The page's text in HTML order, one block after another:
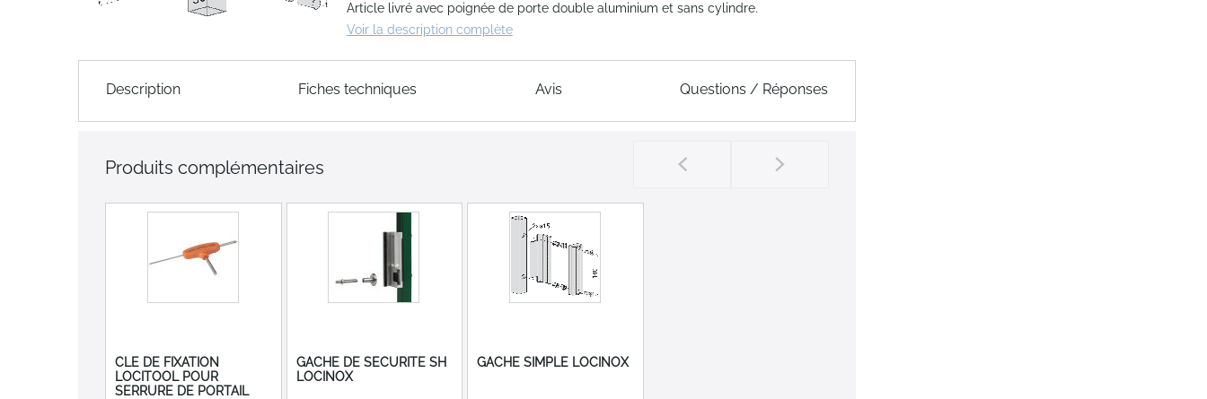
gallery
Article livré avec poignée de porte double aluminium et sans cylindre.
Voir la description complète
Description Fiches techniques Avis Questions / Réponses
Produits complémentaires
CLE DE FIXATION
LOCITOOL POUR
SERRURE DE PORTAIL
GACHE DE SECURITE SH
LOCINOX
GACHE SIMPLE LOCINOX